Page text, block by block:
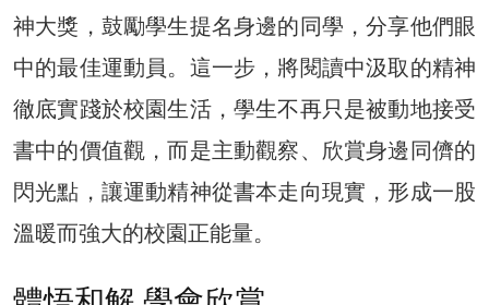
神大獎，鼓勵學生提名身邊的同學，分享他們眼
中的最佳運動員。這一步，將閱讀中汲取的精神
徹底實踐於校園生活，學生不再只是被動地接受
書中的價值觀，而是主動觀察、欣賞身邊同儕的
閃光點，讓運動精神從書本走向現實，形成一股
溫暖而強大的校園正能量。